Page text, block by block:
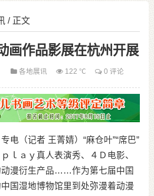
/ 正文
画作品影展在杭州开展
各地展讯 122 ℃ 0 评论
（记者 王菁婧）“麻仓叶”“席巴”
ｌａｙ真人表演秀、４Ｄ电影、
动漫衍生产品……作为第七届中国
国湿地博物馆里到处弥漫着动漫